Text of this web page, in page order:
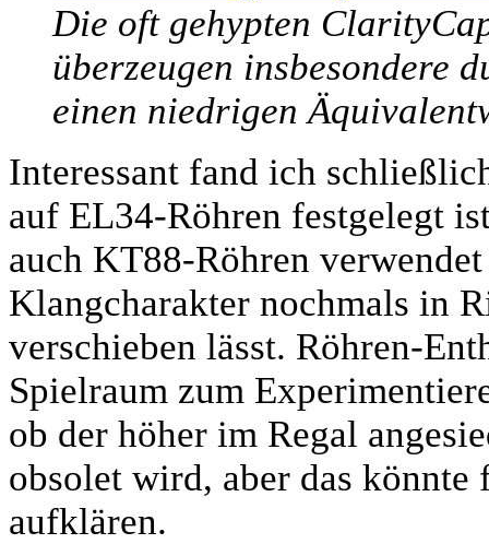
Die oft gehypten
überzeugen insbesondere
einen niedrigen
Interessant fand ich
auf EL34-Röhren festgelegt
auch KT88-Röhren
Klangcharakter nochmals in
verschieben lässt. Röhren-
Spielraum zum
ob der höher im Regal
obsolet wird, aber das
aufklären.